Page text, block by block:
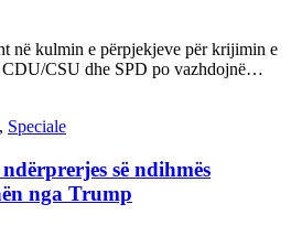
në kulmin e përpjekjeve për krijimin e
CDU/CSU dhe SPD po vazhdojnë…
, Speciale
së ndihmës
nga Trump